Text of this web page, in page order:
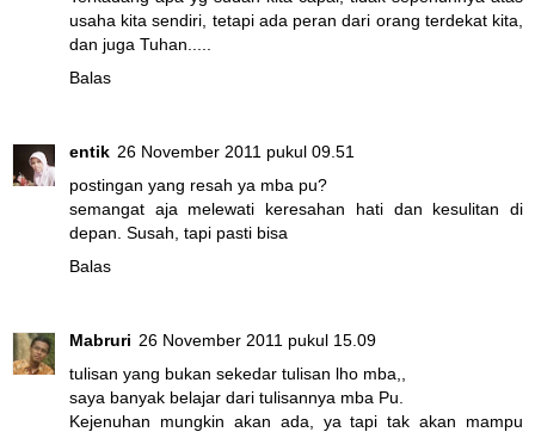
usaha kita sendiri, tetapi ada peran dari orang terdekat kita,
dan juga Tuhan.....
Balas
entik 26 November 2011 pukul 09.51
postingan yang resah ya mba pu?
semangat aja melewati keresahan hati dan kesulitan di
depan. Susah, tapi pasti bisa
Balas
Mabruri 26 November 2011 pukul 15.09
tulisan yang bukan sekedar tulisan lho mba,,
saya banyak belajar dari tulisannya mba Pu.
Kejenuhan mungkin akan ada, ya tapi tak akan mampu